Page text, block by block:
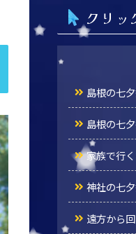
クリッ
島根の七
島根の七
家族で行
神社の七
遠方から